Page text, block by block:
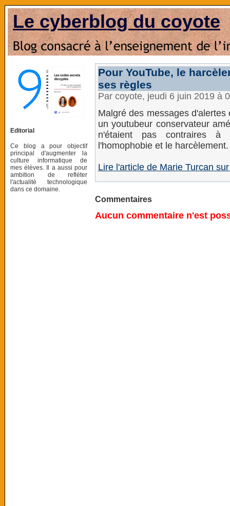
Le cyberblog du coyote
Editorial
Ce blog a pour objectif
principal d'augmenter la
culture informatique de
mes élèves. Il a aussi pour
ambition de refléter
l'actualité technologique
dans ce domaine.
Pour YouTube, le
ses règles
Par coyote, jeudi 6 juin 2019 à
Malgré des messages
un youtubeur conservateur
n'étaient pas contraires à
l'homophobie et le harcèlement.
Lire l'article de Marie Turcan
Commentaires
Aucun commentaire n'est